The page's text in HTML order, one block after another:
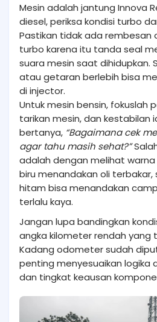
Mesin adalah jantung Innova
diesel, periksa kondisi turbo
Pastikan tidak ada rembesan
turbo karena itu tanda seal
suara mesin saat dihidupkan.
atau getaran berlebih bisa
di injector.
Untuk mesin bensin, fokuslah
tarikan mesin, dan kestabilan
bertanya, “Bagaimana cek
agar tahu masih sehat?”
adalah dengan melihat
biru menandakan oli
hitam bisa menandakan
terlalu kaya.
Jangan lupa bandingkan
angka kilometer rendah
Kadang odometer sudah
penting menyesuaikan logika
dan tingkat keausan